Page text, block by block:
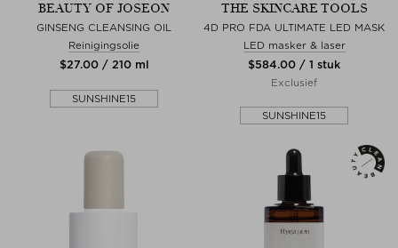
BEAUTY OF JOSEON
GINSENG CLEANSING OIL
Reinigingsolie
$‌27.00 / 210 ml
SUNSHINE15
THE SKINCARE TOOLS
4D PRO FDA ULTIMATE LED MASK
LED masker & laser
$‌584.00 / 1 stuk
Exclusief
SUNSHINE15